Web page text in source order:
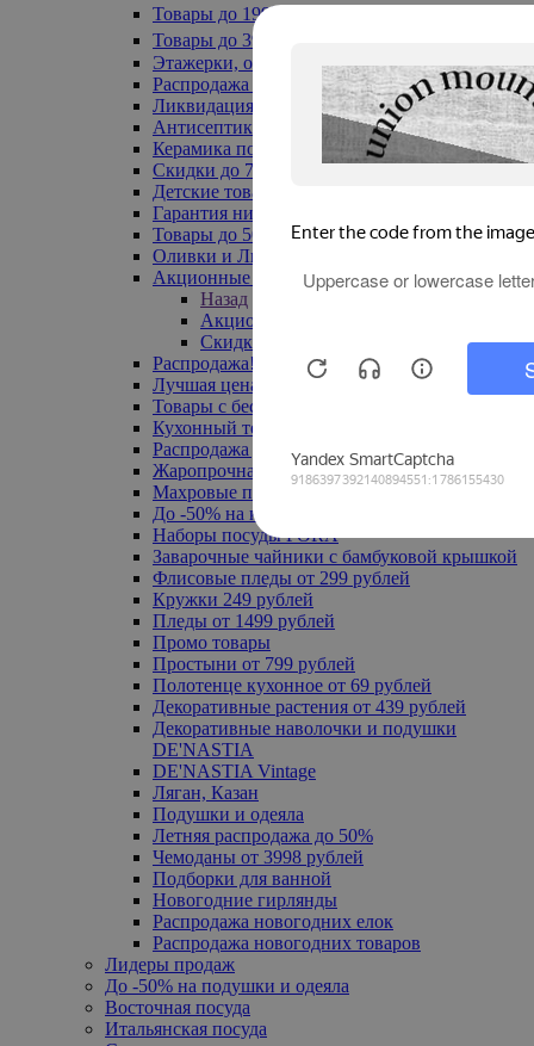
Товары до 199₽
Товары до 399₽
Этажерки, обувницы
Распродажа текстиля до -50%
Ликвидация до -70%
Антисептики
Керамика по 129 руб
Скидки до 70%
Детские товары
Гарантия низкой цены
Товары до 500 руб
Оливки и Лимоны
Акционные товары
Назад
Акционные товары
Скидка 20% по промокоду
Распродажа! Ульяновск до -70%
Лучшая цена
Товары с бесплатной доставкой
Кухонный текстиль
Распродажа до -50%
Жаропрочная посуда
Махровые полотенца
До -50% на ковры
Наборы посуды FORA
Заварочные чайники с бамбуковой крышкой
Флисовые пледы от 299 рублей
Кружки 249 рублей
Пледы от 1499 рублей
Промо товары
Простыни от 799 рублей
Полотенце кухонное от 69 рублей
Декоративные растения от 439 рублей
Декоративные наволочки и подушки
DE'NASTIA
DE'NASTIA Vintage
Ляган, Казан
Подушки и одеяла
Летняя распродажа до 50%
Чемоданы от 3998 рублей
Подборки для ванной
Новогодние гирлянды
Распродажа новогодних елок
Распродажа новогодних товаров
Лидеры продаж
До -50% на подушки и одеяла
Восточная посуда
Итальянская посуда